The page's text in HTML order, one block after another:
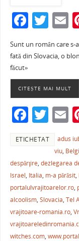
F
c
b
o
o
k
T
w
itt
E
Sunt un român care s-
fată din Slovacia, o
făcut»
CITEȘTE MAI MULT
F
c
e
b
o
o
k
T
itt
er
E
l
ETICHETAT adus
viu,
despărţire, dezlegarea
Israel, Italia, m-a părăsit,
portalulvrajitoarelor.ro,
alcoolism, Slovacia, Tel
vrajitoare-romania.ro,
witches.com,